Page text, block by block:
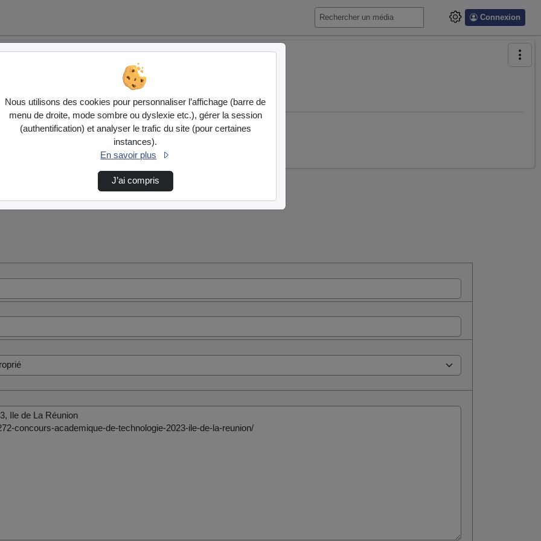
Connexion
Nous utilisons des cookies pour personnaliser l’affichage (barre de
menu de droite, mode sombre ou dyslexie etc.), gérer la session
(authentification) et analyser le trafic du site (pour certaines
instances).
En savoir plus
J’ai compris